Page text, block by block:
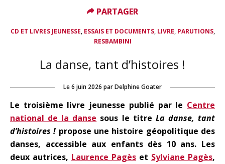
CD ET LIVRES JEUNESSE, ESSAIS ET DOCUMENTS, LIVRE, PARUTIONS,
RESBAMBINI
La danse, tant d’histoires !
Le6 juin 2026 parDelphine Goater
Le troisième livre jeunesse publié par le Centre
national de la danse sous le titre La danse, tant
d’histoires ! propose une histoire géopolitique des
danses, accessible aux enfants dès 10 ans. Les
deux autrices, Laurence Pagès et Sylviane Pagès,
PARTAGER
PARTAGER